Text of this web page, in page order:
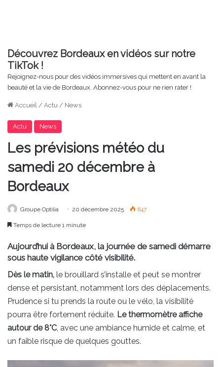
Découvrez Bordeaux en vidéos sur notre
TikTok !
Rejoignez-nous pour des vidéos immersives qui mettent en avant la
beauté et la vie de Bordeaux. Abonnez-vous pour ne rien rater !
Accueil / Actu / News
Actu News
Les prévisions météo du
samedi 20 décembre à
Bordeaux
Groupe Optilia 20 décembre 2025 647
Temps de lecture 1 minute
Aujourd’hui à Bordeaux, la journée de samedi démarre
sous haute vigilance côté visibilité.
Dès le matin, le brouillard s’installe et peut se montrer
dense et persistant, notamment lors des déplacements.
Prudence si tu prends la route ou le vélo, la visibilité
pourra être fortement réduite. Le thermomètre affiche
autour de 8°C, avec une ambiance humide et calme, et
un faible risque de quelques gouttes.